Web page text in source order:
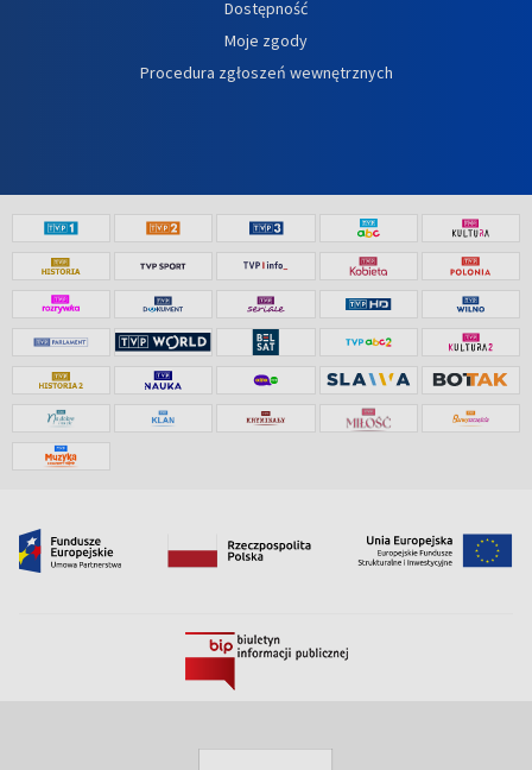
Dostępność
Moje zgody
Procedura zgłoszeń wewnętrznych